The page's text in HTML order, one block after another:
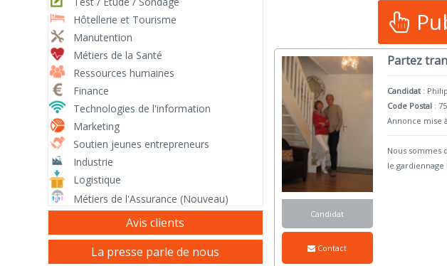
Candidat
Contact
Partez
Candidat :
Code Postal :
Annonce mise
Nous sommes
le gardiennage
Hôtellerie et Tourisme
Manutention
Métiers de la Santé
Ressources humaines
Finance
Technologies de l'information
Marketing
Soutien jeunes entrepreneurs
Industrie
Logistique
Métiers de l'Assurance (Nouveau)
Avis clients
La presse parle de nous